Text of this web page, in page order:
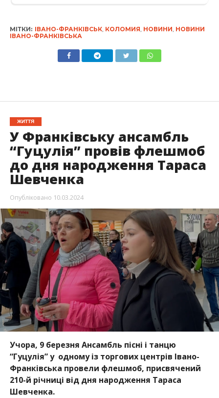
МІТКИ: ІВАНО-ФРАНКІВСЬК, КОЛОМИЯ, НОВИНИ, НОВИНИ
ІВАНО-ФРАНКІВСЬКА
ЖИТТЯ
У Франківську ансамбль
“Гуцулія” провів флешмоб
до дня народження Тараса
Шевченка
Опубліковано 10.03.2024
Учора, 9 березня Ансамбль пісні і танцю
“Гуцулія” у одному із торгових центрів Івано-
Франківська провели флешмоб, присвячений
210-й річниці від дня народження Тараса
Шевченка.